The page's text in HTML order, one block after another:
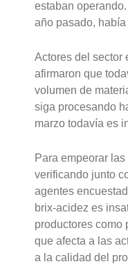
estaban
año pasado,
Actores del sector
afirmaron que
volumen de
siga procesando
marzo todavía es
Para empeorar
verificando junto
agentes
brix-acidez es
productores como
que afecta a las
a la calidad del